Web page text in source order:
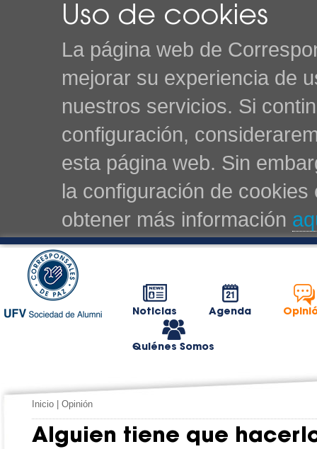
Uso de cookies
La página web de
mejorar su experiencia de
nuestros servicios. Si
configuración,
esta página web. Sin
la configuración de
obtener más información
Noticias Agenda
Quiénes Somos
Inicio Opinión
Alguien tiene que